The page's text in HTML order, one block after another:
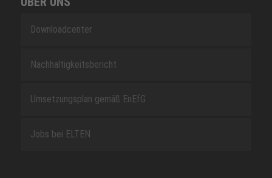
Downloadcenter
Nachhaltigkeitsbericht
Umsetzungsplan gemäß EnEfG
Jobs bei ELTEN